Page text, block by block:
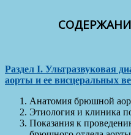
Раздел I. Ультразвуковая
аорты и ее висцеральных
Анатомия брюшной
Этиология и клиника
Показания к